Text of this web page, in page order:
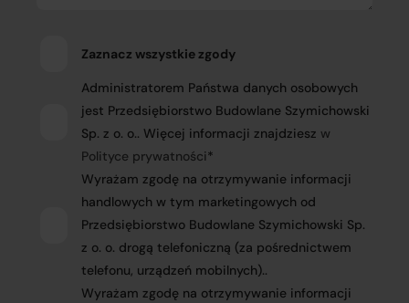
Zaznacz wszystkie zgody
Administratorem Państwa danych osobowych
jest Przedsiębiorstwo Budowlane Szymichowski
Sp. z o. o.. Więcej informacji znajdziesz w
Polityce prywatności*
Wyrażam zgodę na otrzymywanie informacji
handlowych w tym marketingowych od
Przedsiębiorstwo Budowlane Szymichowski Sp.
z o. o. drogą telefoniczną (za pośrednictwem
telefonu, urządzeń mobilnych)..
Wyrażam zgodę na otrzymywanie informacji